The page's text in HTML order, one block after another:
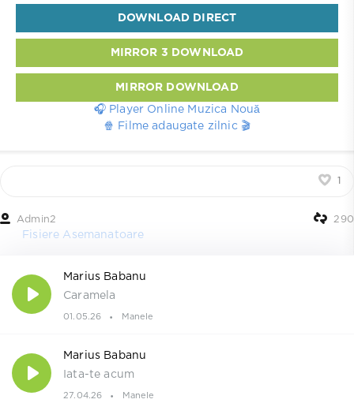
DOWNLOAD DIRECT
MIRROR 3 DOWNLOAD
MIRROR DOWNLOAD
🎧 Player Online Muzica Nouă
🍿 Filme adaugate zilnic 🎬
1
Admin2 290
Fisiere Asemanatoare
Marius Babanu
Caramela
01.05.26 Manele
Marius Babanu
Iata-te acum
27.04.26 Manele